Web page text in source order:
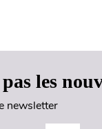
les
newsletter